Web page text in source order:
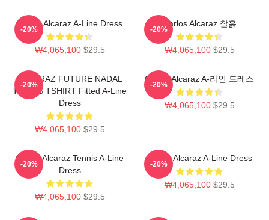
Carlos Alcaraz A-Line Dress
₩4,065,100 $29.5
-20%
Carlos Alcaraz 찰흙
₩4,065,100 $29.5
-20%
ALCARAZ FUTURE NADAL
TENNIS TSHIRT Fitted A-Line
Dress
₩4,065,100 $29.5
-20%
Carlos Alcaraz A-라인 드레스
₩4,065,100 $29.5
-20%
Carlos Alcaraz Tennis A-Line
Dress
₩4,065,100 $29.5
-20%
Carlos Alcaraz A-Line Dress
₩4,065,100 $29.5
-20%